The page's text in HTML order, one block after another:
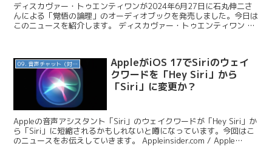
ディスカヴァー・トゥエンティワンが2024年6月27日に石丸伸二さ
んによる「覚悟の論理」のオーディオブックを発売しました。今日は
このニュースを紹介します。 ディスカヴァー・トゥエンティワン /
09. 音声チャット（対話AI）
AppleがiOS 17でSiriのウェイ
クワードを「Hey Siri」から
「Siri」に変更か？
Appleの音声アシスタント「Siri」のウェイクワードが「Hey Siri」か
ら「Siri」に短縮されるかもしれないと噂になっています。今回はこ
のニュースをお伝えしていきます。 Appleinsider.com / Apple